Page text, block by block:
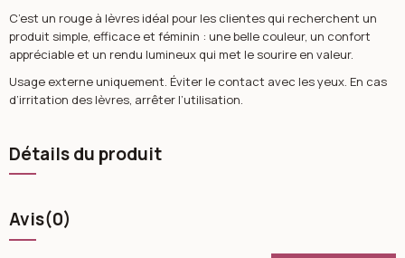
C’est un rouge à lèvres idéal pour les clientes qui recherchent un
produit simple, efficace et féminin : une belle couleur, un confort
appréciable et un rendu lumineux qui met le sourire en valeur.
Usage externe uniquement. Éviter le contact avec les yeux. En cas
d’irritation des lèvres, arrêter l’utilisation.
Détails du produit
Avis(0)